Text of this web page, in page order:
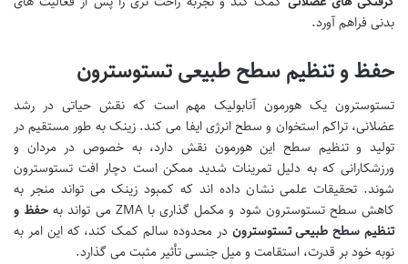
بدنی فراهم آورد.
حفظ و تنظیم سطح طبیعی تستوسترون
تستوسترون یک هورمون آنابولیک مهم است که نقش حیاتی در رشد
عضلانی، تراکم استخوان و سطح انرژی ایفا می کند. زینک به طور مستقیم در
تولید و تنظیم سطح این هورمون نقش دارد، به خصوص در مردان و
ورزشکارانی که به دلیل تمرینات شدید ممکن است دچار افت تستوسترون
شوند. تحقیقات علمی نشان داده اند که کمبود زینک می تواند منجر به
کاهش سطح تستوسترون شود و مکمل گذاری با ZMA می تواند به
حفظ و
تنظیم سطح طبیعی تستوسترون در محدوده سالم کمک کند، که این امر به
نوبه خود بر قدرت، استقامت و میل جنسی تأثیر مثبت می گذارد.